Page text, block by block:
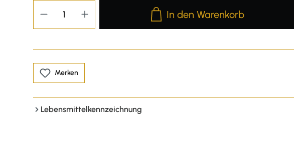
Produkt Anzahl: Gib den
In den Warenkorb
Merken
Lebensmittelkennzeichnung